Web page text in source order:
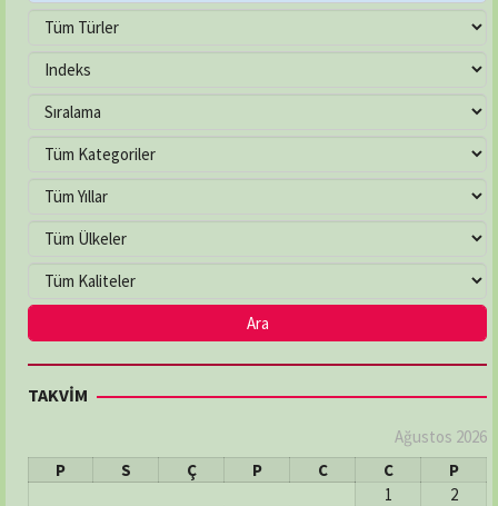
TAKVİM
Ağustos 2026
P
S Ç P C C
P
1
2